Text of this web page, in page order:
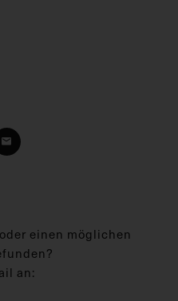
einen möglichen
an: